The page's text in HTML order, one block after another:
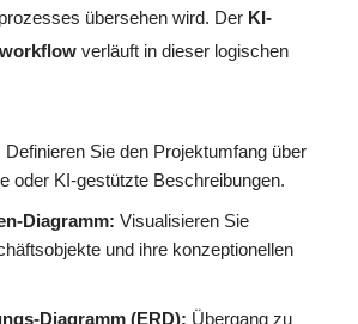
übersehen wird. Der KI-
verläuft in dieser logischen
Definieren Sie den Projektumfang über
oder KI-gestützte Beschreibungen.
Diagramm: Visualisieren Sie
und ihre konzeptionellen
Diagramm (ERD): Übergang zu